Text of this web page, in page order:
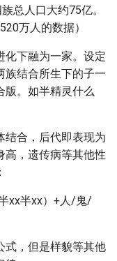
总人口大约75亿。
万人的数据）
化下融为一家。设定
族结合所生下的子一
版。如半精灵什么
结合，后代即表现为
高，遗传病等其他性
xx半xx）+人/鬼/
式，但是样貌等其他